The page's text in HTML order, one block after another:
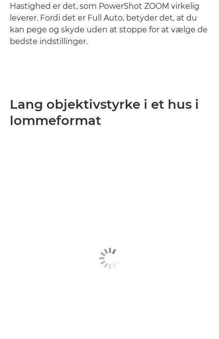
Hastighed er det, som PowerShot ZOOM virkelig
leverer. Fordi det er Full Auto, betyder det, at du
kan pege og skyde uden at stoppe for at vælge de
bedste indstillinger.
Lang objektivstyrke i et hus i
lommeformat